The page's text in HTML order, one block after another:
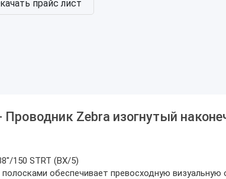
прайс лист
Проводник Zebra изогнутый
150 STRT (BX/5)
обеспечивает превосходную визуальную